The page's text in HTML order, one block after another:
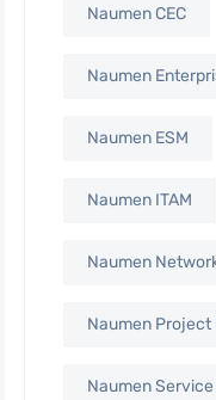
Naumen CEC
Naumen
Naumen ESM
Naumen ITAM
Naumen
Naumen Project
Naumen